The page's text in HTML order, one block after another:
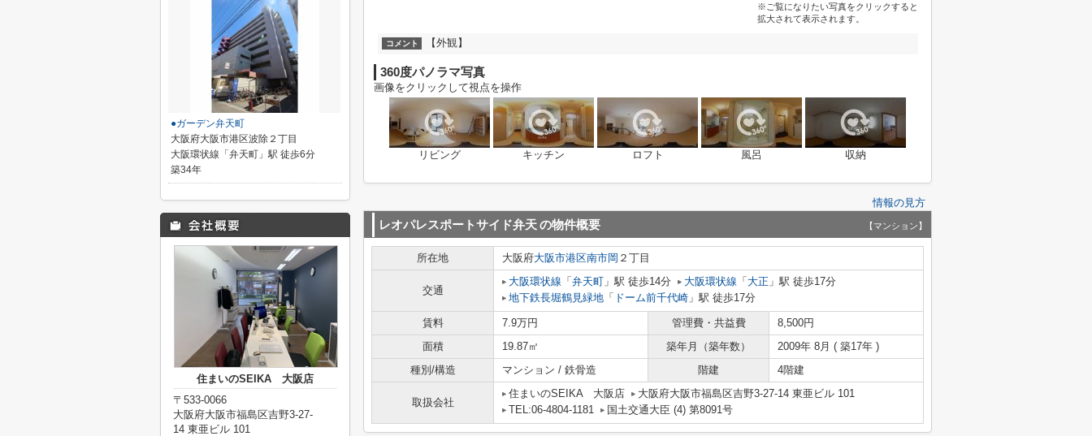
※ご覧になりたい写真をクリックすると
拡大されて表示されます。
コメント 【外観】
360度パノラマ写真
画像をクリックして視点を操作
リビング キッチン ロフト 風呂 収納
情報の見方
レオパレスポートサイド弁天の物件概要 【マンション】
所在地 大阪府大阪市港区南市岡 ２丁目
交通
大阪環状線 「 弁天町 」駅 徒歩14分 大阪環状線 「 大正 」駅 徒歩17分
地下鉄長堀鶴見緑地 「 ドーム前千代崎 」駅 徒歩17分
賃料 7.9万円 管理費・共益費
8,500円
面積
19.87㎡ 築年月（築年数）
2009年 8月 ( 築17年 )
種別/構造
マンション / 鉄骨造 階建 4階建
取扱会社
住まいのSEIKA 大阪店
大阪府大阪市福島区吉野3-27-14 東亜ビル 101
TEL:06-4804-1181
国土交通大臣 (4) 第8091号
●ガーデン弁天町
大阪府大阪市港区波除２丁目
大阪環状線「弁天町」駅 徒歩6分
築34年
住まいのSEIKA 大阪店
〒533-0066
大阪府大阪市福島区吉野3-27-
14 東亜ビル 101